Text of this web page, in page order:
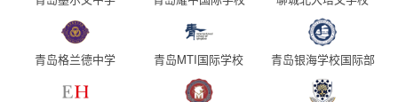
青岛格兰德中学 青岛MTI国际学校 青岛银海学校国际部